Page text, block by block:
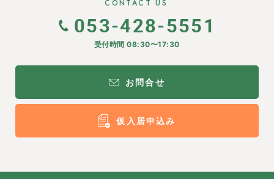
CONTACT US
053-428-5551
受付時間 08:30〜17:30
お問合せ
仮入居申込み